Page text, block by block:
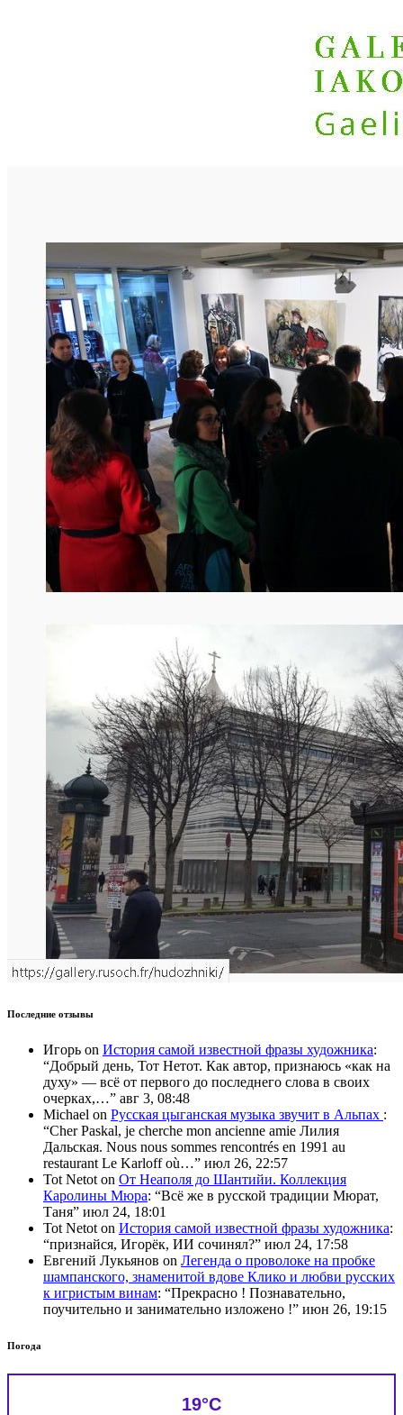
Последние отзывы
Игорь on История самой известной фразы художника:
“Добрый день, Тот Нетот. Как автор, признаюсь «как на
духу» — всё от первого до последнего слова в своих
очерках,…” авг 3, 08:48
Michael on Русская цыганская музыка звучит в Альпах :
“Cher Paskal, je cherche mon ancienne amie Лилия
Дальская. Nous nous sommes rencontrés en 1991 au
restaurant Le Karloff où…” июл 26, 22:57
Tot Netot on От Неаполя до Шантийи. Коллекция
Каролины Мюра: “Всё же в русской традиции Мюрат,
Таня” июл 24, 18:01
Tot Netot on История самой известной фразы художника:
“признайся, Игорёк, ИИ сочинял?” июл 24, 17:58
Евгений Лукьянов on Легенда о проволоке на пробке
шампанского, знаменитой вдове Клико и любви русских
к игристым винам: “Прекрасно ! Познавательно,
поучительно и занимательно изложено !” июн 26, 19:15
Погода
19°C